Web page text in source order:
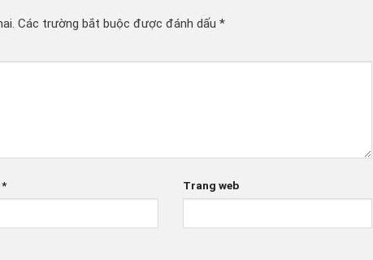
Các trường bắt buộc được đánh dấu *
* Trang web